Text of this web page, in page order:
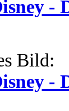
-
Bild:
-